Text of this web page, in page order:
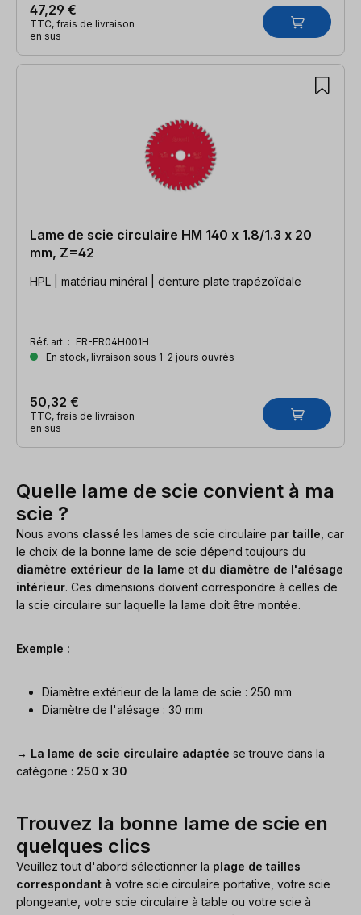
47,29 €
TTC, frais de livraison
en sus
Lame de scie circulaire HM 140 x 1.8/1.3 x 20
mm, Z=42
HPL | matériau minéral | denture plate trapézoïdale
Réf. art. : FR-FR04H001H
En stock, livraison sous 1-2 jours ouvrés
50,32 €
TTC, frais de livraison
en sus
Quelle lame de scie convient à ma
scie ?
Nous avons classé les lames de scie circulaire par taille , car
le choix de la bonne lame de scie dépend toujours du
diamètre extérieur de la lame et du diamètre de l'alésage
intérieur. Ces dimensions doivent correspondre à celles de
la scie circulaire sur laquelle la lame doit être montée.
Exemple :
Diamètre extérieur de la lame de scie : 250 mm
Diamètre de l'alésage : 30 mm
→ La lame de scie circulaire adaptée se trouve dans la
catégorie : 250 x 30
Trouvez la bonne lame de scie en
quelques clics
Veuillez tout d'abord sélectionner la plage de tailles
correspondant à votre scie circulaire portative, votre scie
plongeante, votre scie circulaire à table ou votre scie à